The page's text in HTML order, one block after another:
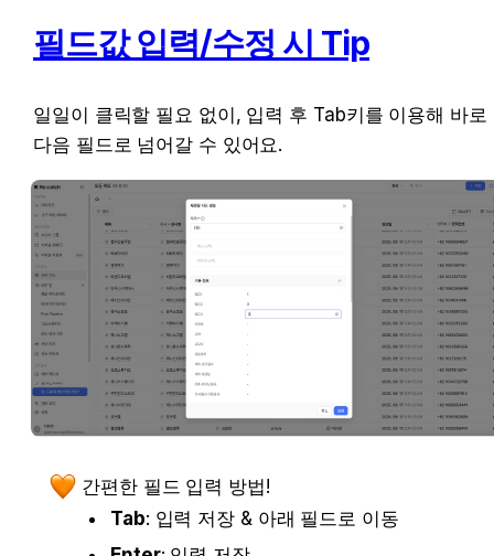
필드값 입력/수정 시 Tip
일일이 클릭할 필요 없이, 입력 후 Tab키를 이용해 바로
다음 필드로 넘어갈 수 있어요.
간편한 필드 입력 방법!
Tab: 입력 저장 & 아래 필드로 이동